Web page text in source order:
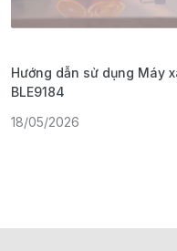
Hướng dẫn sử dụng Máy
BLE9184
18/05/2026